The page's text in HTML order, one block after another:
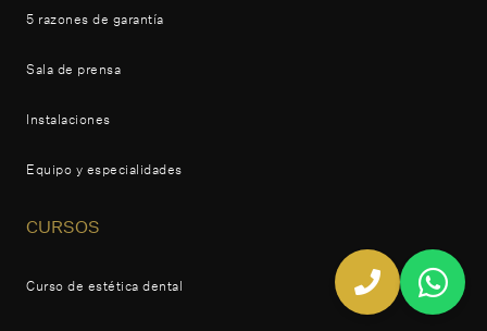
5 razones de garantía
Sala de prensa
Instalaciones
Equipo y especialidades
CURSOS
Curso de estética dental